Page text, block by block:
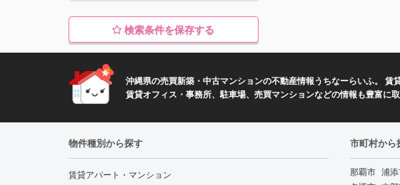
検索条件を保存する
沖縄県の売買新築・中古マンションの不動産情報うちなーらいふ。
賃貸オフィス・事務所、駐車場、売買マンションなどの情報も豊富に
物件種別から探す
賃貸アパート・マンション
市町村から
那覇市 浦